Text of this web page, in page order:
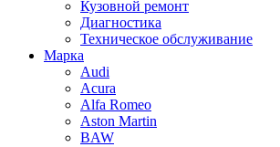
Кузовной ремонт
Диагностика
Техническое обслуживание
Марка
Audi
Acura
Alfa Romeo
Aston Martin
BAW